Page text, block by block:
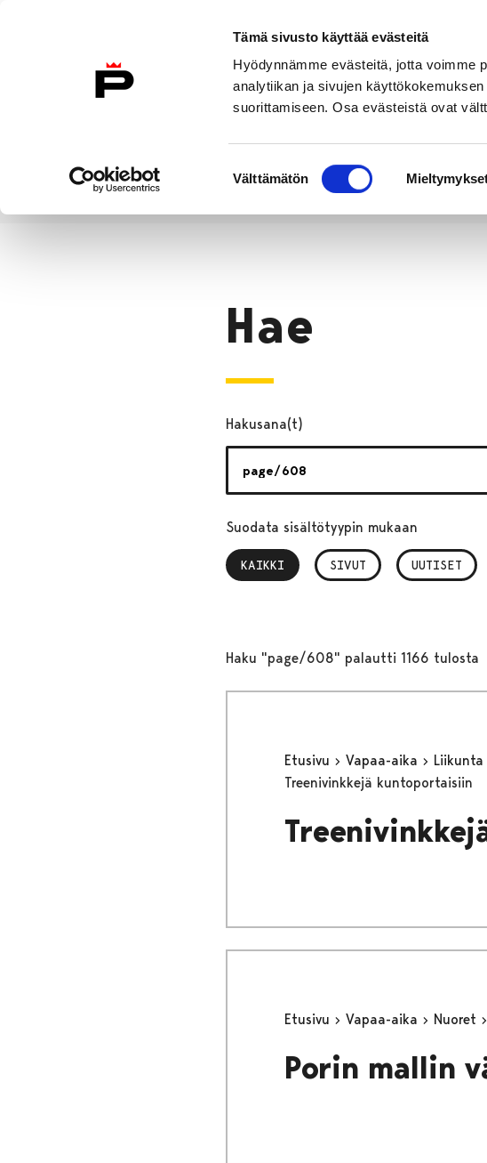
Tämä sivusto käyttää evästeitä
Hyödynnämme evästeitä, jotta voimme
analytiikan ja sivujen
suorittamiseen. Osa evästeistä ovat
valinta
Välttämätön
Etusivulle
Etusivu
Hae
Hakusana(t)
Suodata sisältötyypin mukaan
KAIKKI
, VALITTU SIVUT UUTISET
Haku "page/608" palautti 1166 tulosta
Etusivu Vapaa-aika Liikunta
Treenivinkkejä kuntoportaisiin
Etusivu Vapaa-aika Nuoret
Porin mallin